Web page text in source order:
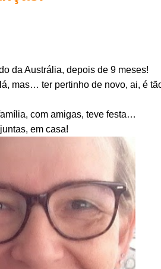
da Austrália, depois de 9 meses!
mas… ter pertinho de novo, ai, é
com amigas, teve festa…
em casa!